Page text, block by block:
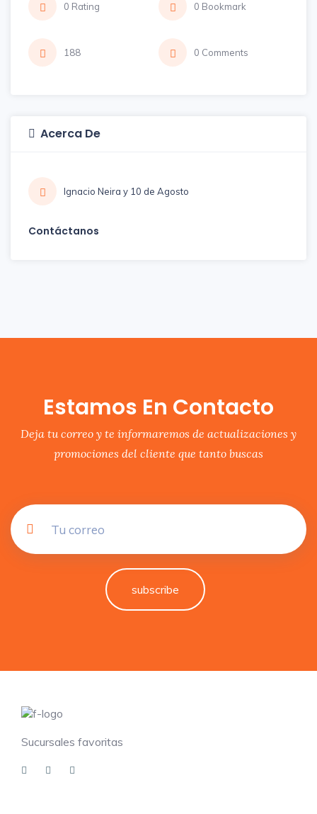
0 Rating 0 Bookmark
188 0 Comments
Acerca De
Ignacio Neira y 10 de Agosto
Contáctanos
Estamos En Contacto
Deja tu correo y te informaremos de actualizaciones y
promociones del cliente que tanto buscas
subscribe
Sucursales favoritas